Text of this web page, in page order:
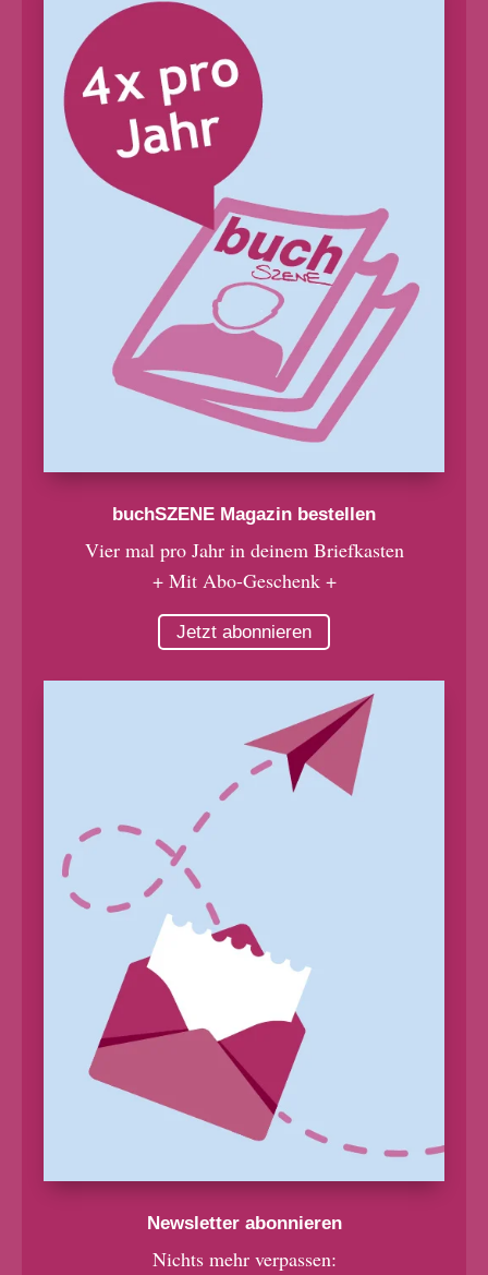
buchSZENE Magazin bestellen
Vier mal pro Jahr in deinem Briefkasten
+ Mit Abo-Geschenk +
Jetzt abonnieren
Newsletter abonnieren
Nichts mehr verpassen: